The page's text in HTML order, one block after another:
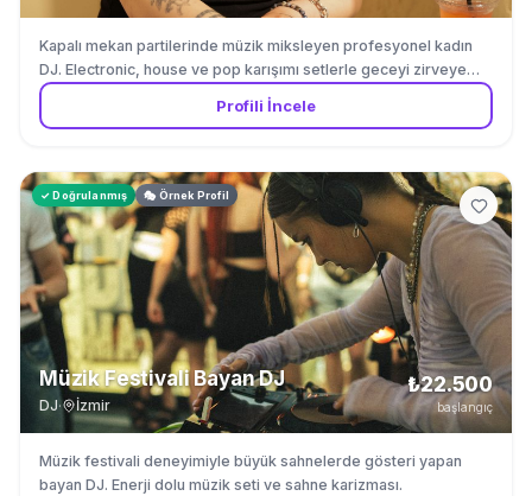
Kapalı mekan partilerinde müzik miksleyen profesyonel kadın
DJ. Electronic, house ve pop karışımı setlerle geceyi zirveye
taşıyor.
Profili İncele
✓ Doğrulanmış 🎭 Örnek Profil
Müzik Festivali Bayan DJ
DJ· İzmir
₺22.500
başlangıç
Müzik festivali deneyimiyle büyük sahnelerde gösteri yapan
bayan DJ. Enerji dolu müzik seti ve sahne karizması.